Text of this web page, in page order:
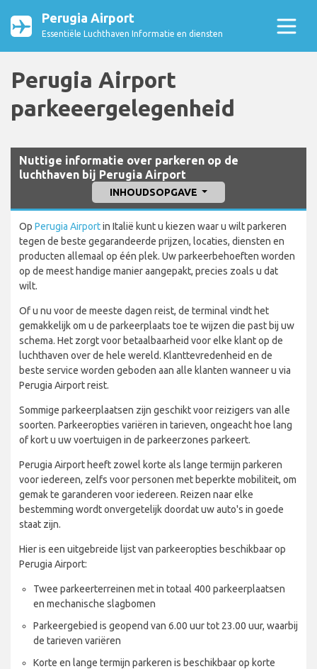
Perugia Airport
Essentiële Luchthaven Informatie en diensten
Perugia Airport
parkeeergelegenheid
Nuttige informatie over parkeren op de
luchthaven bij Perugia Airport
INHOUDSOPGAVE
Op Perugia Airportin Italië kunt u kiezen waar u wilt parkeren
tegen de beste gegarandeerde prijzen, locaties, diensten en
producten allemaal op één plek. Uw parkeerbehoeften worden
op de meest handige manier aangepakt, precies zoals u dat
wilt.
Of u nu voor de meeste dagen reist, de terminal vindt het
gemakkelijk om u de parkeerplaats toe te wijzen die past bij uw
schema. Het zorgt voor betaalbaarheid voor elke klant op de
luchthaven over de hele wereld. Klanttevredenheid en de
beste service worden geboden aan alle klanten wanneer u via
Perugia Airport reist.
Sommige parkeerplaatsen zijn geschikt voor reizigers van alle
soorten. Parkeeropties variëren in tarieven, ongeacht hoe lang
of kort u uw voertuigen in de parkeerzones parkeert.
Perugia Airport heeft zowel korte als lange termijn parkeren
voor iedereen, zelfs voor personen met beperkte mobiliteit, om
gemak te garanderen voor iedereen. Reizen naar elke
bestemming wordt onvergetelijk doordat uw auto's in goede
staat zijn.
Hier is een uitgebreide lijst van parkeeropties beschikbaar op
Perugia Airport:
Twee parkeerterreinen met in totaal 400 parkeerplaatsen
en mechanische slagbomen
Parkeergebied is geopend van 6.00 uur tot 23.00 uur, waarbij
de tarieven variëren
Korte en lange termijn parkeren is beschikbaar op korte